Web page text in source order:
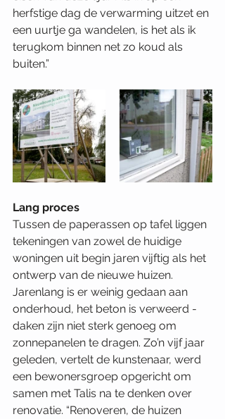
herfstige dag de verwarming uitzet en
een uurtje ga wandelen, is het als ik
terugkom binnen net zo koud als
buiten.”
Lang proces
Tussen de paperassen op tafel liggen
tekeningen van zowel de huidige
woningen uit begin jaren vijftig als het
ontwerp van de nieuwe huizen.
Jarenlang is er weinig gedaan aan
onderhoud, het beton is verweerd -
daken zijn niet sterk genoeg om
zonnepanelen te dragen. Zo’n vijf jaar
geleden, vertelt de kunstenaar, werd
een bewonersgroep opgericht om
samen met Talis na te denken over
renovatie. “Renoveren, de huizen